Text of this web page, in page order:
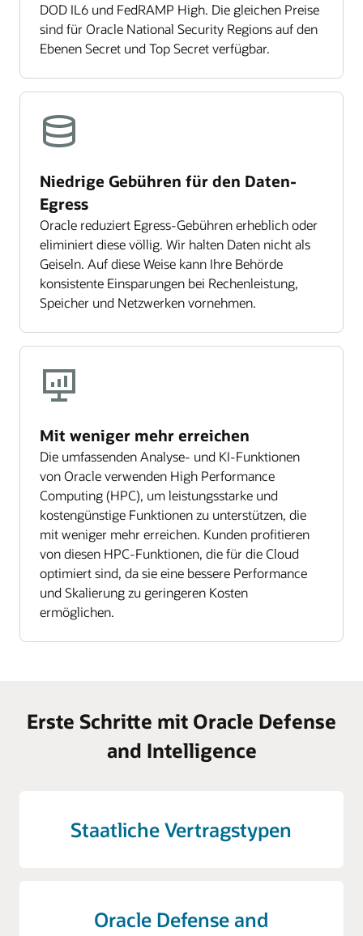
DOD IL6 und FedRAMP High. Die gleichen Preise
sind für Oracle National Security Regions auf den
Ebenen Secret und Top Secret verfügbar.
Niedrige Gebühren für den Daten-
Egress
Oracle reduziert Egress-Gebühren erheblich oder
eliminiert diese völlig. Wir halten Daten nicht als
Geiseln. Auf diese Weise kann Ihre Behörde
konsistente Einsparungen bei Rechenleistung,
Speicher und Netzwerken vornehmen.
Mit weniger mehr erreichen
Die umfassenden Analyse- und KI-Funktionen
von Oracle verwenden High Performance
Computing (HPC), um leistungsstarke und
kostengünstige Funktionen zu unterstützen, die
mit weniger mehr erreichen. Kunden profitieren
von diesen HPC-Funktionen, die für die Cloud
optimiert sind, da sie eine bessere Performance
und Skalierung zu geringeren Kosten
ermöglichen.
Erste Schritte mit Oracle Defense
and Intelligence
Staatliche Vertragstypen
Oracle Defense and